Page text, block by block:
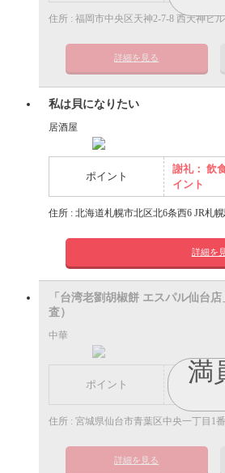
住所 : 福岡市中央区天神2-7-8 西天神ビ
詳細を見る
私は貝になりたい
居酒屋
ポイント
謝礼： 飲
イント
住所 : 北海道札幌市北区北6条西6 JR札
詳細を
満
「台湾老劉胡椒餅 エスパル仙台
査）
中華
ポイント
謝礼： 飲
住所 : 宮城県仙台市青葉区中央一丁目1
詳細を見る